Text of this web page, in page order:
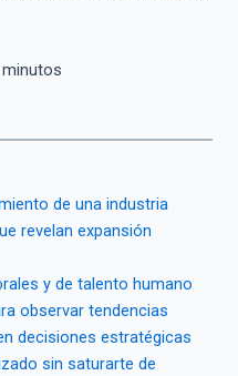
minutos
de una industria
revelan expansión
y de talento humano
observar tendencias
decisiones estratégicas
sin saturarte de